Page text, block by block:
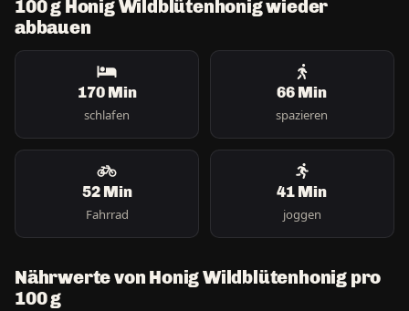
100 g Honig Wildblütenhonig wieder
abbauen
170 Min
schlafen
66 Min
spazieren
52 Min
Fahrrad
41 Min
joggen
Nährwerte von Honig Wildblütenhonig pro
100 g